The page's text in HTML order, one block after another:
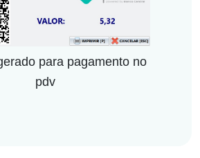
para pagamento no
pdv